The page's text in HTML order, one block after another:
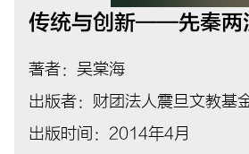
传统与创新——先秦两
著者：吴棠海
出版者：财团法人震旦文教基
出版时间：2014年4月